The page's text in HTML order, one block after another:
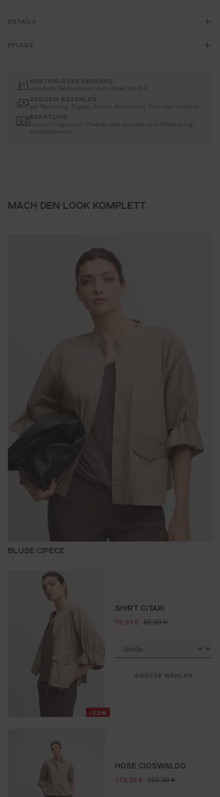
DETAILS
PFLEGE
KOSTENLOSER VERSAND
innerhalb Deutschlands und schnell mit DHL
BEQUEM BEZAHLEN
per Rechnung, Paypal, Klarna, Mastercard, Visa oder Vorkasse
BERATUNG
Du hast Fragen zum Produkt oder wünscht eine Stilberatung?
Kontaktiere uns
MACH DEN LOOK KOMPLETT
BLUSE CIPECE
-33%
SHIRT CITAKI
verkaufspreis:
59,99 € regulärer preis:
89,99 €
GRÖSSE WÄHLEN
HOSE CIOSWALDO
verkaufspreis:
119,99 € regulärer preis:
169,99 €